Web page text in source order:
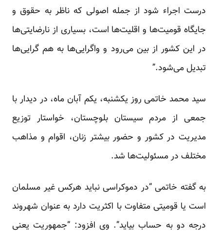
درست اجراء شود از جمله اصولی که ناظر به حقوق و
جایگاه قومیت‌ها و اقلیت‌ها است، بسیاری از نارضایتی‌ها
در این کشور از بین می‌رود و واگرایی‌ها به هم گرایی‌ها
تبدیل می‌شود.”
سید محمد خاتمی روز یکشنبه، یکم آبان ماه، در دیدار با
جمعی از مردم سیستان بلوچستان، خواستار توزیع
مدیریت در کشور و حضور بیشتر زنان، اقوام و مذاهب
مختلف در مسئولیت‌ها شد.
به گفته خاتمی “در دموکراسی نباید هرکس غیر مسلمان
است یا قومیتی متفاوت با اکثریت دارد به عنوان شهروند
درجه دو به حساب بیاید”. وی افزود: “جمهوریت یعنی